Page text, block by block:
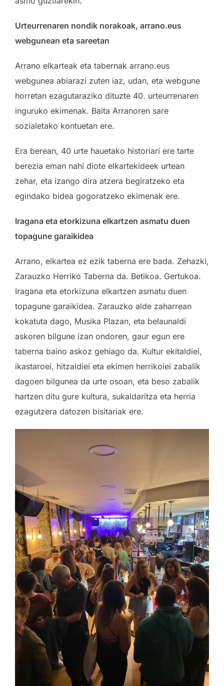
Urteurrenaren nondik norakoak, arrano.eus
webgunean eta sareetan
Arrano elkarteak eta tabernak arrano.eus
webgunea abiarazi zuten iaz, udan, eta webgune
horretan ezagutaraziko dituzte 40. urteurrenaren
inguruko ekimenak. Baita Arranoren sare
sozialetako kontuetan ere.
Era berean, 40 urte hauetako historiari ere tarte
berezia eman nahi diote elkartekideek urtean
zehar, eta izango dira atzera begiratzeko eta
egindako bidea gogoratzeko ekimenak ere.
Iragana eta etorkizuna elkartzen asmatu duen
topagune garaikidea
Arrano, elkartea ez ezik taberna ere bada. Zehazki,
Zarauzko Herriko Taberna da. Betikoa. Gertukoa.
Iragana eta etorkizuna elkartzen asmatu duen
topagune garaikidea. Zarauzko alde zaharrean
kokatuta dago, Musika Plazan, eta belaunaldi
askoren bilgune izan ondoren, gaur egun ere
taberna baino askoz gehiago da. Kultur ekitaldiei,
ikastaroei, hitzaldiei eta ekimen herrikoiei zabalik
dagoen bilgunea da urte osoan, eta beso zabalik
hartzen ditu gure kultura, sukaldaritza eta herria
ezagutzera datozen bisitariak ere.